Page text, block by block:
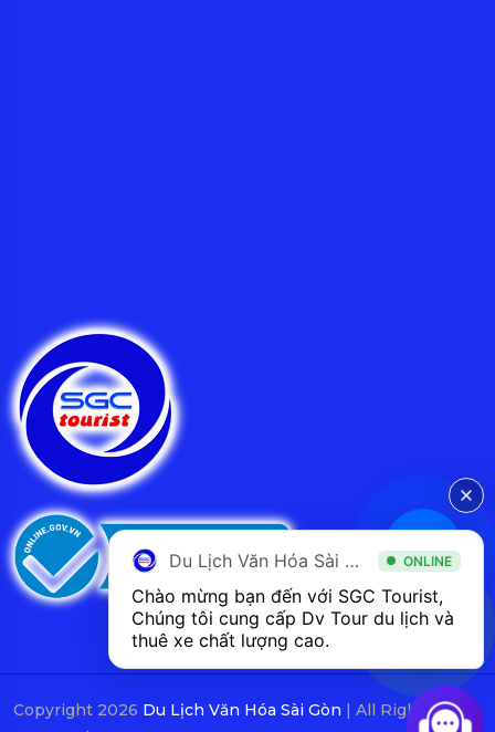
Copyright 2026 Du Lịch Văn Hóa Sài Gòn | All Rights
Du Lịch Văn Hóa Sài Gòn ONLINE
Chào mừng bạn đến với SGC Tourist,
Chúng tôi cung cấp Dv Tour du lịch và
thuê xe chất lượng cao.